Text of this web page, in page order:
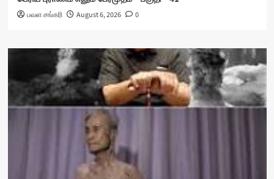
பவள சங்கரி August 6, 2026 0